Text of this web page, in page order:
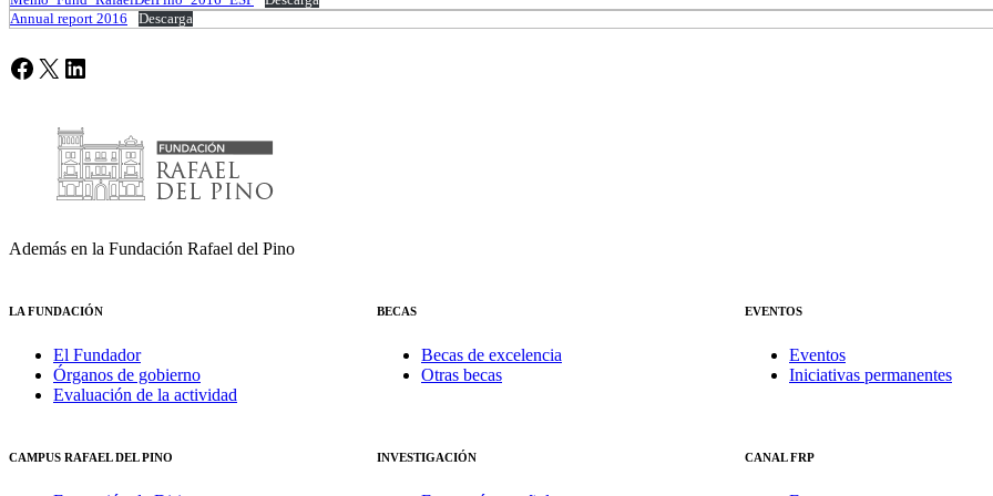
Annual report 2016
Descarga
Facebook
X LinkedIn
Además en la Fundación Rafael del Pino
LA FUNDACIÓN
El Fundador
Órganos de gobierno
Evaluación de la actividad
BECAS
Becas de excelencia
Otras becas
EVENTOS
Eventos
Iniciativas permanentes
CAMPUS RAFAEL DEL PINO INVESTIGACIÓN CANAL FRP